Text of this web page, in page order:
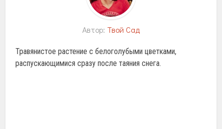
Автор: Твой Сад
Травянистое растение с белоголубыми цветками,
распускающимися сразу после таяния снега.